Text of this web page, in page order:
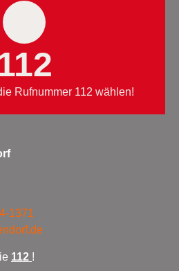
Rufnummer 112 wählen!
1371
112 !